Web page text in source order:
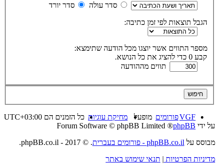
סדר עולה
סדר יורד
הגבל תוצאות לפי זמן כתיבה:
מספר התווים אשר יוצגו מכל הודעה שתימצא:
קבע 0 כדי להציג את כל הנושא.
תווים מההודעה
VGFפורומים כל הזמנים הם UTC+03:00 מחיקת עוגיות
מופעל
על ידי phpBB
® Forum Software © phpBB Limited
מבוסס על phpBB.co.il - פורומים בעברית
. © 2017 - phpBB.co.il.
מדיניות הפרטיות | תנאי שימוש באתר